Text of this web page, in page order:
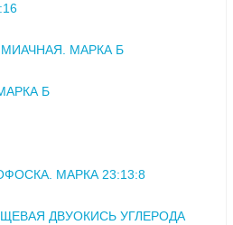
МАРКА Б
Б
МАРКА 23:13:8
ДВУОКИСЬ УГЛЕРОДА